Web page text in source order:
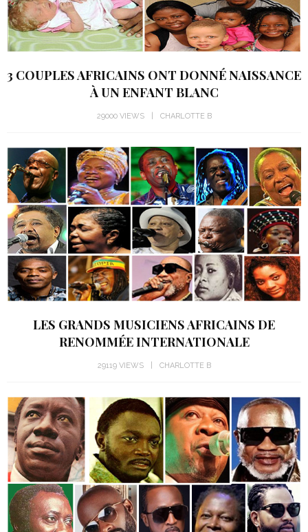
3 COUPLES AFRICAINS ONT DONNÉ NAISSANCE
À UN ENFANT BLANC
29000 VIEWS CHARLOTTE B
LES GRANDS MUSICIENS AFRICAINS DE
RENOMMÉE INTERNATIONALE
29119 VIEWS CHARLOTTE B